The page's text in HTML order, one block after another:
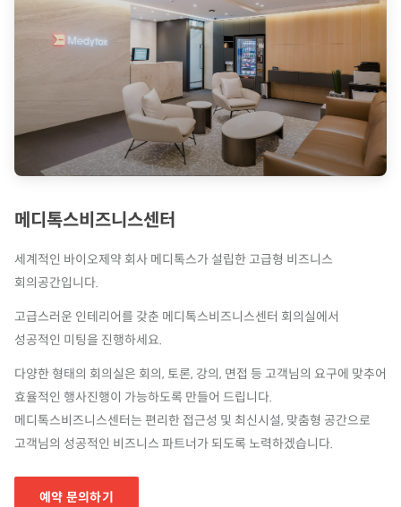
메디톡스비즈니스센터
세계적인 바이오제약 회사 메디톡스가 설립한 고급형 비즈니스
회의공간입니다.
고급스러운 인테리어를 갖춘 메디톡스비즈니스센터 회의실에서
성공적인 미팅을 진행하세요.
다양한 형태의 회의실은 회의, 토론, 강의, 면접 등 고객님의 요구에 맞추어
효율적인 행사진행이 가능하도록 만들어 드립니다.
메디톡스비즈니스센터는 편리한 접근성 및 최신시설, 맞춤형 공간으로
고객님의 성공적인 비즈니스 파트너가 되도록 노력하겠습니다.
예약 문의하기